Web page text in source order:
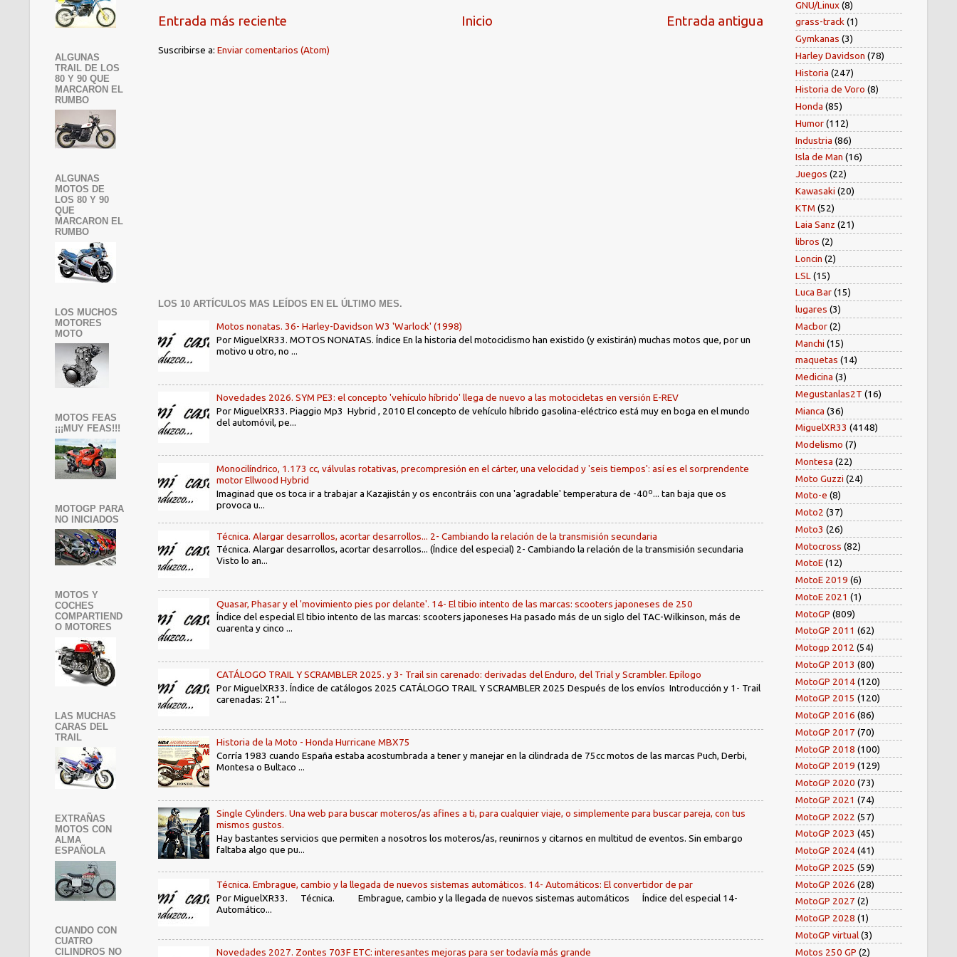
Entrada más reciente Entrada antigua
Inicio
Suscribirse a: Enviar comentarios (Atom)
LOS 10 ARTÍCULOS MAS LEÍDOS EN EL ÚLTIMO MES.
Motos nonatas. 36- Harley-Davidson W3 'Warlock' (1998)
Por MiguelXR33. MOTOS NONATAS. Índice En la historia del motociclismo han existido (y existirán) muchas motos que, por un
motivo u otro, no ...
Novedades 2026. SYM PE3: el concepto 'vehículo híbrido' llega de nuevo a las motocicletas en versión E-REV
Por MiguelXR33. Piaggio Mp3 Hybrid , 2010 El concepto de vehículo híbrido gasolina-eléctrico está muy en boga en el mundo
del automóvil, pe...
Monocilíndrico, 1.173 cc, válvulas rotativas, precompresión en el cárter, una velocidad y 'seis tiempos': así es el sorprendente
motor Ellwood Hybrid
Imaginad que os toca ir a trabajar a Kazajistán y os encontráis con una 'agradable' temperatura de -40º... tan baja que os
provoca u...
Técnica. Alargar desarrollos, acortar desarrollos... 2- Cambiando la relación de la transmisión secundaria
Técnica. Alargar desarrollos, acortar desarrollos... (Índice del especial) 2- Cambiando la relación de la transmisión secundaria
Visto lo an...
Quasar, Phasar y el 'movimiento pies por delante'. 14- El tibio intento de las marcas: scooters japoneses de 250
Índice del especial El tibio intento de las marcas: scooters japoneses Ha pasado más de un siglo del TAC-Wilkinson, más de
cuarenta y cinco ...
CATÁLOGO TRAIL Y SCRAMBLER 2025. y 3- Trail sin carenado: derivadas del Enduro, del Trial y Scrambler. Epílogo
Por MiguelXR33. Índice de catálogos 2025 CATÁLOGO TRAIL Y SCRAMBLER 2025 Después de los envíos Introducción y 1- Trail
carenadas: 21"...
Historia de la Moto - Honda Hurricane MBX75
Corría 1983 cuando España estaba acostumbrada a tener y manejar en la cilindrada de 75cc motos de las marcas Puch, Derbi,
Montesa o Bultaco ...
Single Cylinders. Una web para buscar moteros/as afines a ti, para cualquier viaje, o simplemente para buscar pareja, con tus
mismos gustos.
Hay bastantes servicios que permiten a nosotros los moteros/as, reunirnos y citarnos en multitud de eventos. Sin embargo
faltaba algo que pu...
Técnica. Embrague, cambio y la llegada de nuevos sistemas automáticos. 14- Automáticos: El convertidor de par
Por MiguelXR33. Técnica. Embrague, cambio y la llegada de nuevos sistemas automáticos Índice del especial 14-
Automático...
Novedades 2027. Zontes 703F ETC: interesantes mejoras para ser todavía más grande
ALGUNAS
TRAIL DE LOS
80 Y 90 QUE
MARCARON EL
RUMBO
ALGUNAS
MOTOS DE
LOS 80 Y 90
QUE
MARCARON EL
RUMBO
LOS MUCHOS
MOTORES
MOTO
MOTOS FEAS
¡¡¡MUY FEAS!!!
MOTOGP PARA
NO INICIADOS
MOTOS Y
COCHES
COMPARTIEND
O MOTORES
LAS MUCHAS
CARAS DEL
TRAIL
EXTRAÑAS
MOTOS CON
ALMA
ESPAÑOLA
CUANDO CON
CUATRO
CILINDROS NO
GNU/Linux(8)
grass-track(1)
Gymkanas (3)
Harley Davidson (78)
Historia (247)
Historia de Voro (8)
Honda (85)
Humor(112)
Industria (86)
Isla de Man (16)
Juegos (22)
Kawasaki (20)
KTM (52)
Laia Sanz (21)
libros (2)
Loncin (2)
LSL (15)
Luca Bar(15)
lugares (3)
Macbor(2)
Manchi (15)
maquetas (14)
Medicina (3)
Megustanlas2T (16)
Mianca (36)
MiguelXR33 (4148)
Modelismo (7)
Montesa (22)
Moto Guzzi (24)
Moto-e (8)
Moto2 (37)
Moto3 (26)
Motocross (82)
MotoE(12)
MotoE 2019 (6)
MotoE 2021 (1)
MotoGP (809)
MotoGP 2011 (62)
Motogp 2012 (54)
MotoGP 2013 (80)
MotoGP 2014(120)
MotoGP 2015 (120)
MotoGP 2016 (86)
MotoGP 2017 (70)
MotoGP 2018 (100)
MotoGP 2019 (129)
MotoGP 2020 (73)
MotoGP 2021 (74)
MotoGP 2022 (57)
MotoGP 2023 (45)
MotoGP 2024(41)
MotoGP 2025 (59)
MotoGP 2026 (28)
MotoGP 2027 (2)
MotoGP 2028 (1)
MotoGP virtual(3)
Motos 250 GP (2)